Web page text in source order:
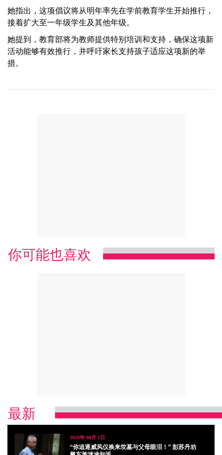
她指出，这项倡议将从明年率先在学前教育学生开始推行，
接着扩大至一年级学生及其他年级。
她提到，教育部将为教师提供特别培训和支持，确保这项新
活动能够有效推行，并呼吁家长支持孩子适应这项新的举
措。
你可能也喜欢
最新
2026年 08月 1日
“你追逐威风仅换来坟墓与父母眼泪！” 彭苏丹劝